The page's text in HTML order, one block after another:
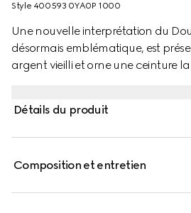
Style ‎400593 0YA0P 1000
Une nouvelle interprétation du
désormais emblématique, est
argent vieilli et orne une ceinture
Détails du produit
Composition et entretien